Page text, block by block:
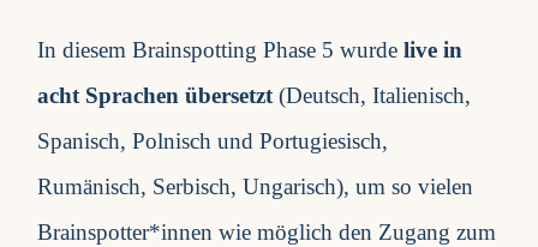
In diesem Brainspotting Phase 5 wurdelive in
acht Sprachen übersetzt(Deutsch, Italienisch,
Spanisch, Polnisch und Portugiesisch,
Rumänisch, Serbisch, Ungarisch), um so vielen
Brainspotter*innen wie möglich den Zugang zum